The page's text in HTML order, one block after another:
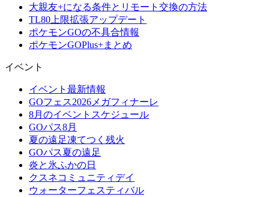
大親友+になる条件とリモート交換の方法
TL80上限拡張アップデート
ポケモンGOの不具合情報
ポケモンGOPlus+まとめ
イベント
イベント最新情報
GOフェス2026メガフィナーレ
8月のイベントスケジュール
GOパス8月
夏の遠足凍てつく残火
GOパス夏の遠足
炎と氷ふかの日
クスネコミュニティデイ
ウォーターフェスティバル